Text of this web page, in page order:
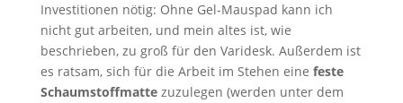
Investitionen nötig: Ohne Gel-Mauspad kann ich
nicht gut arbeiten, und mein altes ist, wie
beschrieben, zu groß für den Varidesk. Außerdem ist
es ratsam, sich für die Arbeit im Stehen eine feste
Schaumstoffmattezuzulegen (werden unter dem